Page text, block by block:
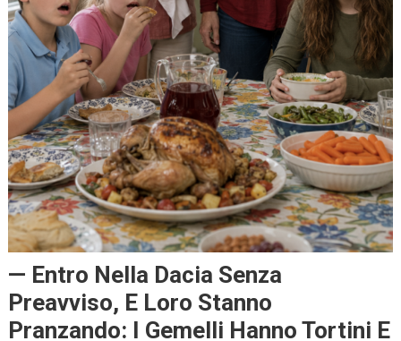
— Entro Nella Dacia Senza
Preavviso, E Loro Stanno
Pranzando: I Gemelli Hanno Tortini E